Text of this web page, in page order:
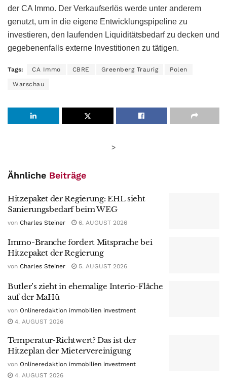
der CA Immo. Der Verkaufserlös werde unter anderem
genutzt, um in die eigene Entwicklungspipeline zu
investieren, den laufenden Liquiditätsbedarf zu decken und
gegebenenfalls externe Investitionen zu tätigen.
Tags: CA Immo CBRE Greenberg Traurig Polen
Warschau
>
Ähnliche Beiträge
Hitzepaket der Regierung: EHL sieht
Sanierungsbedarf beim WEG
von Charles Steiner 6. AUGUST 2026
Immo-Branche fordert Mitsprache bei
Hitzepaket der Regierung
von Charles Steiner 5. AUGUST 2026
Butler’s zieht in ehemalige Interio-Fläche
auf der MaHü
von Onlineredaktion immobilien investment
4. AUGUST 2026
Temperatur-Richtwert? Das ist der
Hitzeplan der Mietervereinigung
von Onlineredaktion immobilien investment
4. AUGUST 2026